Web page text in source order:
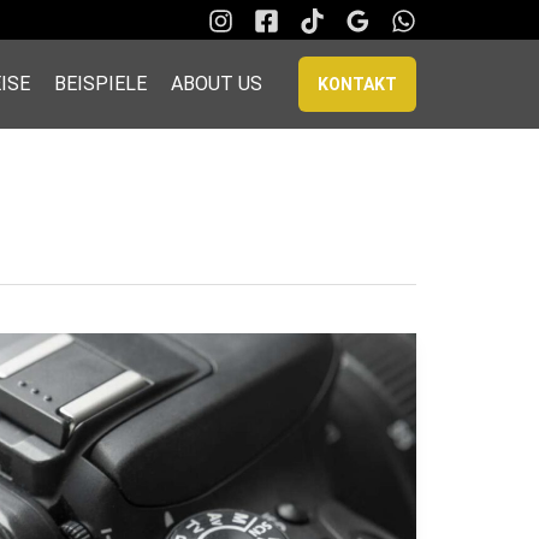
BEISPIELE ABOUT US KONTAKT
Corporate
Fotografie:
So
präsentieren
Sie